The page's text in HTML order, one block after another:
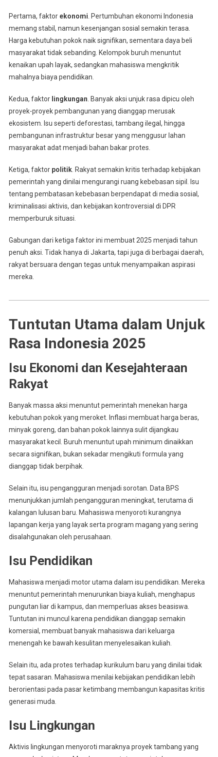
Pertama, faktor ekonomi . Pertumbuhan ekonomi Indonesia
memang stabil, namun kesenjangan sosial semakin terasa.
Harga kebutuhan pokok naik signifikan, sementara daya beli
masyarakat tidak sebanding. Kelompok buruh menuntut
kenaikan upah layak, sedangkan mahasiswa mengkritik
mahalnya biaya pendidikan.
Kedua, faktor lingkungan . Banyak aksi unjuk rasa dipicu oleh
proyek-proyek pembangunan yang dianggap merusak
ekosistem. Isu seperti deforestasi, tambang ilegal, hingga
pembangunan infrastruktur besar yang menggusur lahan
masyarakat adat menjadi bahan bakar protes.
Ketiga, faktor politik. Rakyat semakin kritis terhadap kebijakan
pemerintah yang dinilai mengurangi ruang kebebasan sipil. Isu
tentang pembatasan kebebasan berpendapat di media sosial,
kriminalisasi aktivis, dan kebijakan kontroversial di DPR
memperburuk situasi.
Gabungan dari ketiga faktor ini membuat 2025 menjadi tahun
penuh aksi. Tidak hanya di Jakarta, tapi juga di berbagai daerah,
rakyat bersuara dengan tegas untuk menyampaikan aspirasi
mereka.
Tuntutan Utama dalam Unjuk
Rasa Indonesia 2025
Isu Ekonomi dan Kesejahteraan
Rakyat
Banyak massa aksi menuntut pemerintah menekan harga
kebutuhan pokok yang meroket. Inflasi membuat harga beras,
minyak goreng, dan bahan pokok lainnya sulit dijangkau
masyarakat kecil. Buruh menuntut upah minimum dinaikkan
secara signifikan, bukan sekadar mengikuti formula yang
dianggap tidak berpihak.
Selain itu, isu pengangguran menjadi sorotan. Data BPS
menunjukkan jumlah pengangguran meningkat, terutama di
kalangan lulusan baru. Mahasiswa menyoroti kurangnya
lapangan kerja yang layak serta program magang yang sering
disalahgunakan oleh perusahaan.
Isu Pendidikan
Mahasiswa menjadi motor utama dalam isu pendidikan. Mereka
menuntut pemerintah menurunkan biaya kuliah, menghapus
pungutan liar di kampus, dan memperluas akses beasiswa.
Tuntutan ini muncul karena pendidikan dianggap semakin
komersial, membuat banyak mahasiswa dari keluarga
menengah ke bawah kesulitan menyelesaikan kuliah.
Selain itu, ada protes terhadap kurikulum baru yang dinilai tidak
tepat sasaran. Mahasiswa menilai kebijakan pendidikan lebih
berorientasi pada pasar ketimbang membangun kapasitas kritis
generasi muda.
Isu Lingkungan
Aktivis lingkungan menyoroti maraknya proyek tambang yang